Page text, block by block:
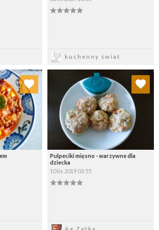
kuchenny świat
ulubionych
listę:
Pulpeciki mięsno - warzywne dla
dziecka
10 lis 2019 03:55
Ag.Zetka
Dodaj do ulubionych
Wybierz listę: